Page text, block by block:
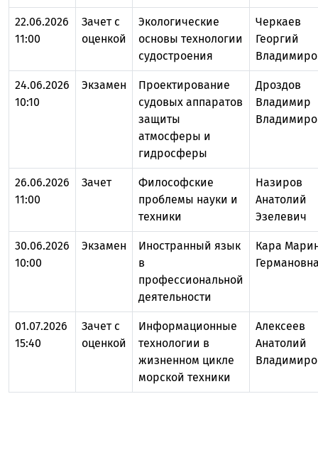
22.06.2026
11:00
Зачет с
оценкой
Экологические
основы технологии
судостроения
Черкаев
Георгий
24.06.2026
10:10
Экзамен
Проектирование
судовых аппаратов
защиты
атмосферы и
гидросферы
Дроздов
Владимир
26.06.2026
11:00
Зачет
Философские
проблемы науки и
техники
Назиров
Анатолий
Эзелевич
30.06.2026
10:00
Экзамен
Иностранный язык
в
профессиональной
деятельности
Кара
01.07.2026
15:40
Зачет с
оценкой
Информационные
технологии в
жизненном цикле
морской техники
Алексеев
Анатолий